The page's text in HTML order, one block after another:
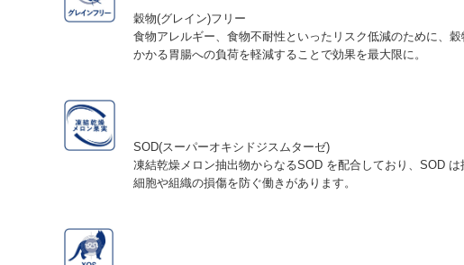
穀物(グレイン)フリー
食物アレルギー、食物不耐性といったリスク低減のために、
かかる胃腸への負荷を軽減することで効果を最大限に。
SOD(スーパーオキシドジスムターゼ)
凍結乾燥メロン抽出物からなるSOD を配合しており、SOD
細胞や組織の損傷を防ぐ働きがあります。